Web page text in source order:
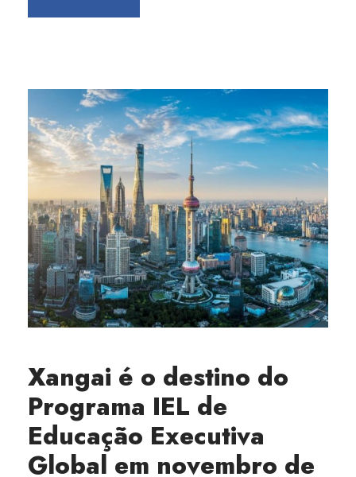
Xangai é o destino do
Programa IEL de
Educação Executiva
Global em novembro de